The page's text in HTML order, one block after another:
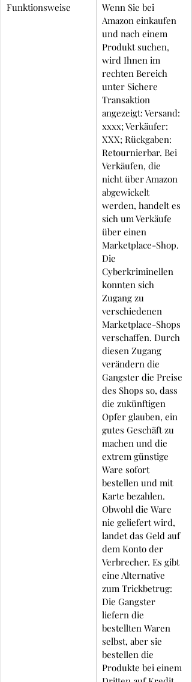
Funktionsweise
Wenn Sie bei
Amazon einkaufen
und nach einem
Produkt suchen,
wird Ihnen im
rechten Bereich
unter Sichere
Transaktion
angezeigt: Versand:
xxxx; Verkäufer:
XXX; Rückgaben:
Retournierbar. Bei
Verkäufen, die
nicht über Amazon
abgewickelt
werden, handelt es
sich um Verkäufe
über einen
Marketplace-Shop.
Die
Cyberkriminellen
konnten sich
Zugang zu
verschiedenen
Marketplace-Shops
verschaffen. Durch
diesen Zugang
verändern die
Gangster die Preise
des Shops so, dass
die zukünftigen
Opfer glauben, ein
gutes Geschäft zu
machen und die
extrem günstige
Ware sofort
bestellen und mit
Karte bezahlen.
Obwohl die Ware
nie geliefert wird,
landet das Geld auf
dem Konto der
Verbrecher. Es gibt
eine Alternative
zum Trickbetrug:
Die Gangster
liefern die
bestellten Waren
selbst, aber sie
bestellen die
Produkte bei einem